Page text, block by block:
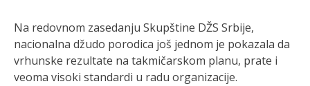
Na redovnom zasedanju Skupštine DŽS Srbije,
nacionalna džudo porodica još jednom je pokazala da
vrhunske rezultate na takmičarskom planu, prate i
veoma visoki standardi u radu organizacije.